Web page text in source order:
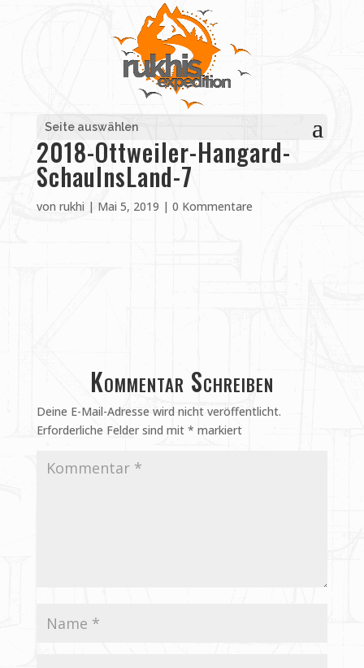
Seite auswählen
2018-Ottweiler-Hangard-
SchauInsLand-7
von rukhi| Mai 5, 2019 | 0 Kommentare
Kommentar Schreiben
Deine E-Mail-Adresse wird nicht veröffentlicht.
Erforderliche Felder sind mit * markiert